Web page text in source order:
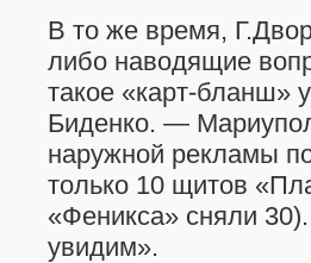
В то же время,
либо наводящие
такое «карт-бланш»
Биденко. —
наружной рекламы
только 10 щитов
«Феникса» сняли
увидим».